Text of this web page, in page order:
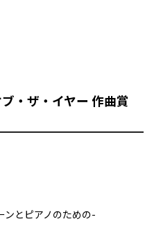
・ザ・イヤー 作曲賞
ンとピアノのための-